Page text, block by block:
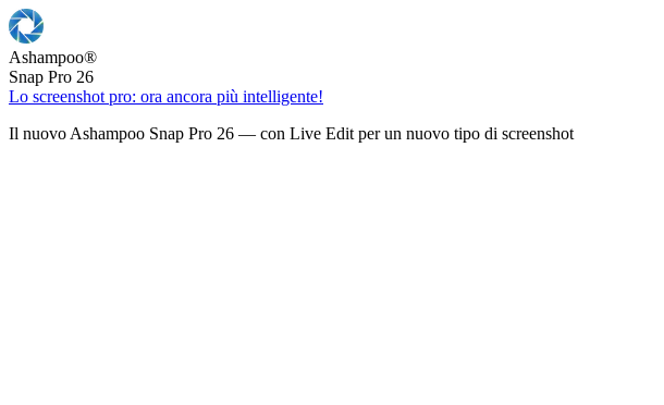
Ashampoo®
Snap Pro 26
Lo screenshot pro: ora ancora più intelligente!
Il nuovo Ashampoo Snap Pro 26 — con Live Edit per un nuovo tipo di screenshot